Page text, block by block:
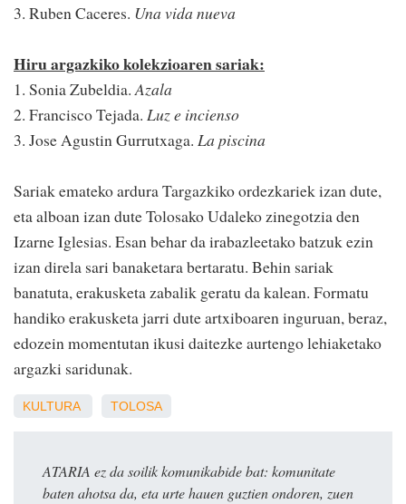
3. Ruben Caceres. Una vida nueva
Hiru argazkiko kolekzioaren sariak:
1. Sonia Zubeldia.Azala
2. Francisco Tejada. Luz e incienso
3. Jose Agustin Gurrutxaga. La piscina
Sariak emateko ardura Targazkiko ordezkariek izan dute,
eta alboan izan dute Tolosako Udaleko zinegotzia den
Izarne Iglesias. Esan behar da irabazleetako batzuk ezin
izan direla sari banaketara bertaratu. Behin sariak
banatuta, erakusketa zabalik geratu da kalean. Formatu
handiko erakusketa jarri dute artxiboaren inguruan, beraz,
edozein momentutan ikusi daitezke aurtengo lehiaketako
argazki saridunak.
KULTURA TOLOSA
ATARIA ez da soilik komunikabide bat: komunitate
baten ahotsa da, eta urte hauen guztien ondoren, zuen